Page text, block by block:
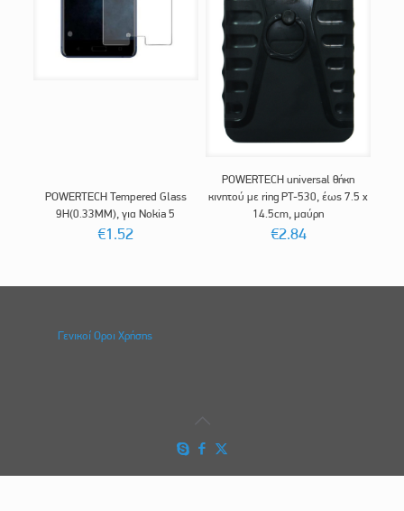
POWERTECH Tempered Glass
9H(0.33MM), για Nokia 5
€1.52
POWERTECH universal θήκη
κινητού με ring PT-530, έως 7.5 x
14.5cm, μαύρη
€2.84
Γενικοί Οροι Χρήσης